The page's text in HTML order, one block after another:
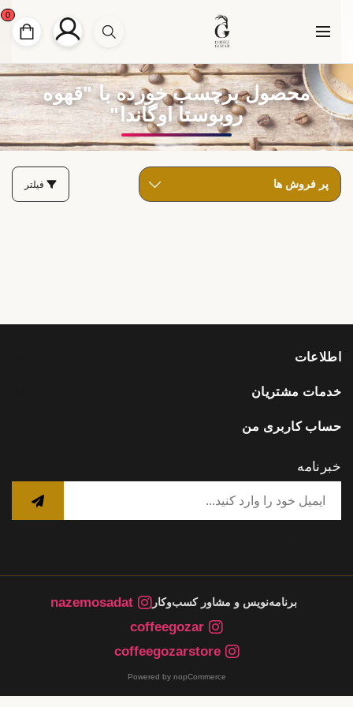
0
محصول برچسب خورده با "قهوه
روبوستا اوگاندا"
فیلتر
اطلاعات
خدمات مشتریان
حساب کاربری من
خبرنامه
برنامه‌نویس و مشاور کسب‌وکار
nazemosadat
coffeegozar
coffeegozarstore
Powered by nopCommerce